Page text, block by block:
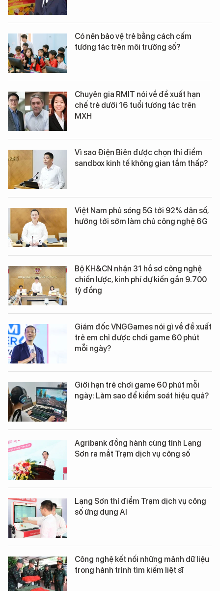
Có nên bảo vệ trẻ bằng cách cấm
tương tác trên môi trường số?
Chuyên gia RMIT nói về đề xuất hạn
chế trẻ dưới 16 tuổi tương tác trên
MXH
Vì sao Điện Biên được chọn thí điểm
sandbox kinh tế không gian tầm thấp?
Việt Nam phủ sóng 5G tới 92% dân số,
hướng tới sớm làm chủ công nghệ 6G
Bộ KH&CN nhận 31 hồ sơ công nghệ
chiến lược, kinh phí dự kiến gần 9.700
tỷ đồng
Giám đốc VNGGames nói gì về đề xuất
trẻ em chỉ được chơi game 60 phút
mỗi ngày?
Giới hạn trẻ chơi game 60 phút mỗi
ngày: Làm sao để kiểm soát hiệu quả?
Agribank đồng hành cùng tỉnh Lạng
Sơn ra mắt Trạm dịch vụ công số
Lạng Sơn thí điểm Trạm dịch vụ công
số ứng dụng AI
Công nghệ kết nối những mảnh dữ liệu
trong hành trình tìm kiếm liệt sĩ